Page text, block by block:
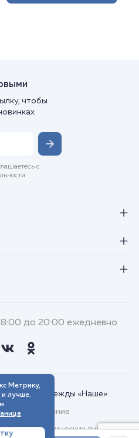
чтобы
с
8:00 до 20:00 ежедневно
магазин одежды «Наше»
соглашение
для юридических лиц
Метрику,
лучше.